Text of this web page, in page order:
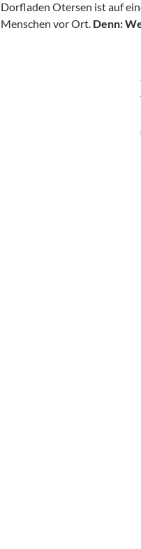
Dorfladen Otersen ist auf
Menschen vor Ort. Denn: